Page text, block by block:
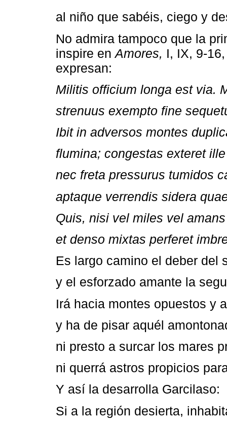
al niño que sabéis, ciego y
No admira tampoco que la
inspire en Amores, I, IX, 9-
expresan:
Militis officium longa est via.
strenuus exempto fine
Ibit in adversos montes
flumina; congestas exteret
nec freta pressurus tumidos
aptaque verrendis sidera
Quis, nisi vel miles vel
et denso mixtas perferet
Es largo camino el deber del
y el esforzado amante la
Irá hacia montes opuestos y
y ha de pisar aquél
ni presto a surcar los mares
ni querrá astros propicios
Y así la desarrolla Garcilaso:
Si a la región desierta,